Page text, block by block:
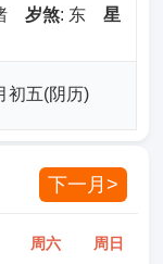
岁煞: 东 星
初五(阴历)
下一月>
周六 周日